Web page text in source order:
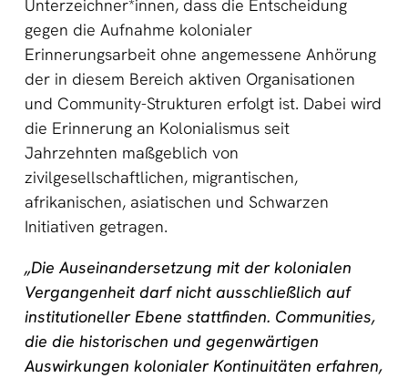
Unterzeichner*innen, dass die Entscheidung
gegen die Aufnahme kolonialer
Erinnerungsarbeit ohne angemessene Anhörung
der in diesem Bereich aktiven Organisationen
und Community-Strukturen erfolgt ist. Dabei wird
die Erinnerung an Kolonialismus seit
Jahrzehnten maßgeblich von
zivilgesellschaftlichen, migrantischen,
afrikanischen, asiatischen und Schwarzen
Initiativen getragen.
„Die Auseinandersetzung mit der kolonialen
Vergangenheit darf nicht ausschließlich auf
institutioneller Ebene stattfinden. Communities,
die die historischen und gegenwärtigen
Auswirkungen kolonialer Kontinuitäten erfahren,